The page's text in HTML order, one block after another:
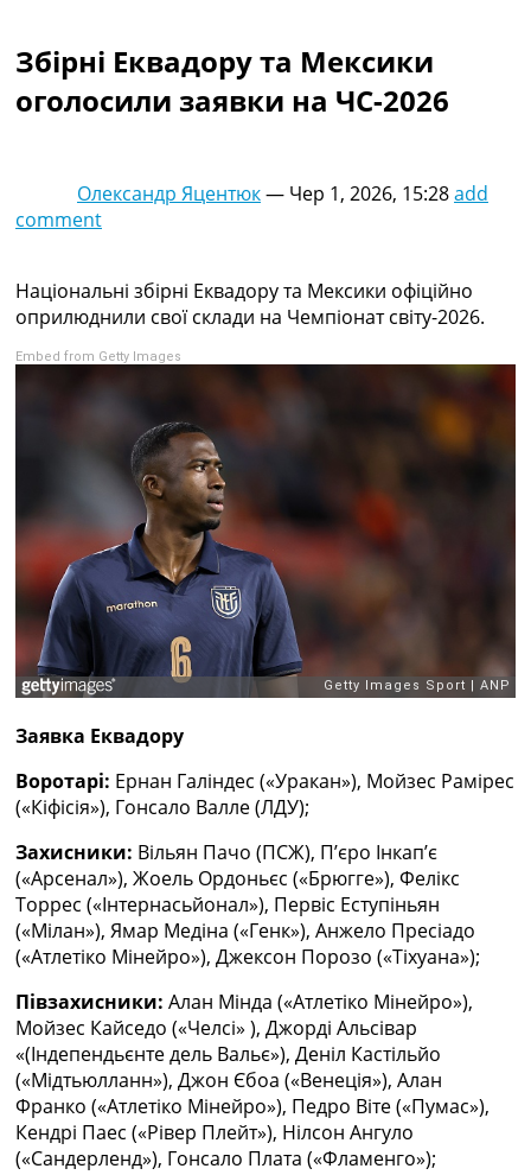
Турніри
Чемпіонат Світу
Україна. Прем’єр-Ліга
Іспанія. Ла Ліга
Чемпіонат Світу. Турнирні таблиці
Таблиця УПЛ
Таблиця АПЛ
Таблиця Ла Ліги
Всі таблиці >>>
Рейтинги
Рейтинг країн УЄФА
Рейтинг клубів УЄФА
Рейтинг ФІФА
Телепрограма
RU
UA
Categories
Головна
Новини футболу
Відео
Новини футболу України
Футбольні трансфери
Останні коментарі
Конкурс прогнозів
Логін
Рейтінги
Правила
Колективний прогноз
Турніри
Чемпіонат Світу
Україна. Прем’єр-Ліга
Україна. Перша Ліга
Ліга Чемпіонів
Англія. Прем’єр-Ліга
Збірні Еквадору та Мексики
оголосили заявки на ЧС-2026
Олександр Яцентюк— Чер 1, 2026, 15:28add
comment
Національні збірні Еквадору та Мексики офіційно
оприлюднили свої склади на Чемпіонат світу-2026.
Embed from Getty Images
Заявка Еквадору
Воротарі: Ернан Галіндес («Уракан»), Мойзес Рамірес
(«Кіфісія»), Гонсало Валле (ЛДУ);
Захисники: Вільян Пачо (ПСЖ), П’єро Інкап’є
(«Арсенал»), Жоель Ордоньєс («Брюгге»), Фелікс
Торрес («Інтернасьйонал»), Первіс Еступіньян
(«Мілан»), Ямар Медіна («Генк»), Анжело Пресіадо
(«Атлетіко Мінейро»), Джексон Порозо («Тіхуана»);
Півзахисники: Алан Мінда («Атлетіко Мінейро»),
Мойзес Кайседо («Челсі» ), Джорді Альсівар
«(Індепендьєнте дель Вальє»), Деніл Кастільйо
(«Мідтьюлланн»), Джон Єбоа («Венеція»), Алан
Франко («Атлетіко Мінейро»), Педро Віте («Пумас»),
Кендрі Паес («Рівер Плейт»), Нілсон Ангуло
(«Сандерленд»), Гонсало Плата («Фламенго»);